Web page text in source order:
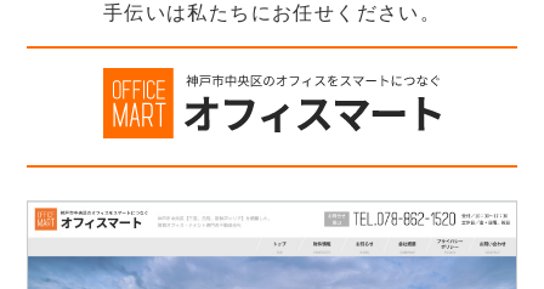
手伝いは私たちにお任せください。